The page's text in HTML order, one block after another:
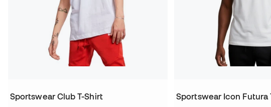
Sportswear Club T-Shirt Sportswear Icon Futura